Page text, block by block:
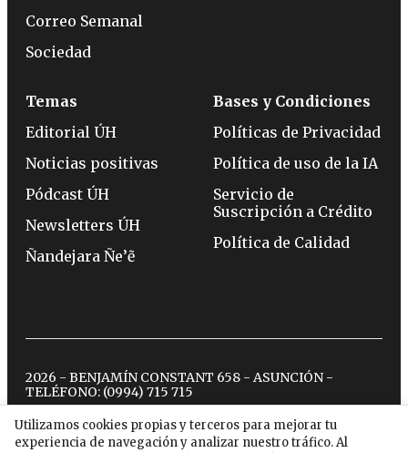
Utilizamos cookies propias y terceros para mejorar tu
experiencia de navegación y analizar nuestro tráfico. Al
Correo Semanal
Sociedad
Temas
Editorial ÚH
Noticias positivas
Pódcast ÚH
Newsletters ÚH
Ñandejara Ñe’ẽ
Bases y Condiciones
Políticas de Privacidad
Política de uso de la IA
Servicio de
Suscripción a Crédito
Política de Calidad
2026 - BENJAMÍN CONSTANT 658 - ASUNCIÓN -
TELÉFONO: (0994) 715 715